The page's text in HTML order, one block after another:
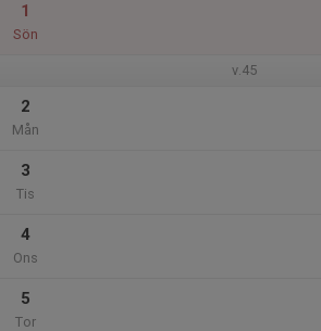
1
Sön
v.45
2
Mån
3
Tis
4
Ons
5
Tor